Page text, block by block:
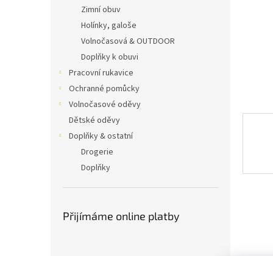
Zimní obuv
Holínky, galoše
Volnočasová & OUTDOOR
Doplňky k obuvi
Pracovní rukavice
Ochranné pomůcky
Volnočasové oděvy
Dětské oděvy
Doplňky & ostatní
Drogerie
Doplňky
Přijímáme online platby